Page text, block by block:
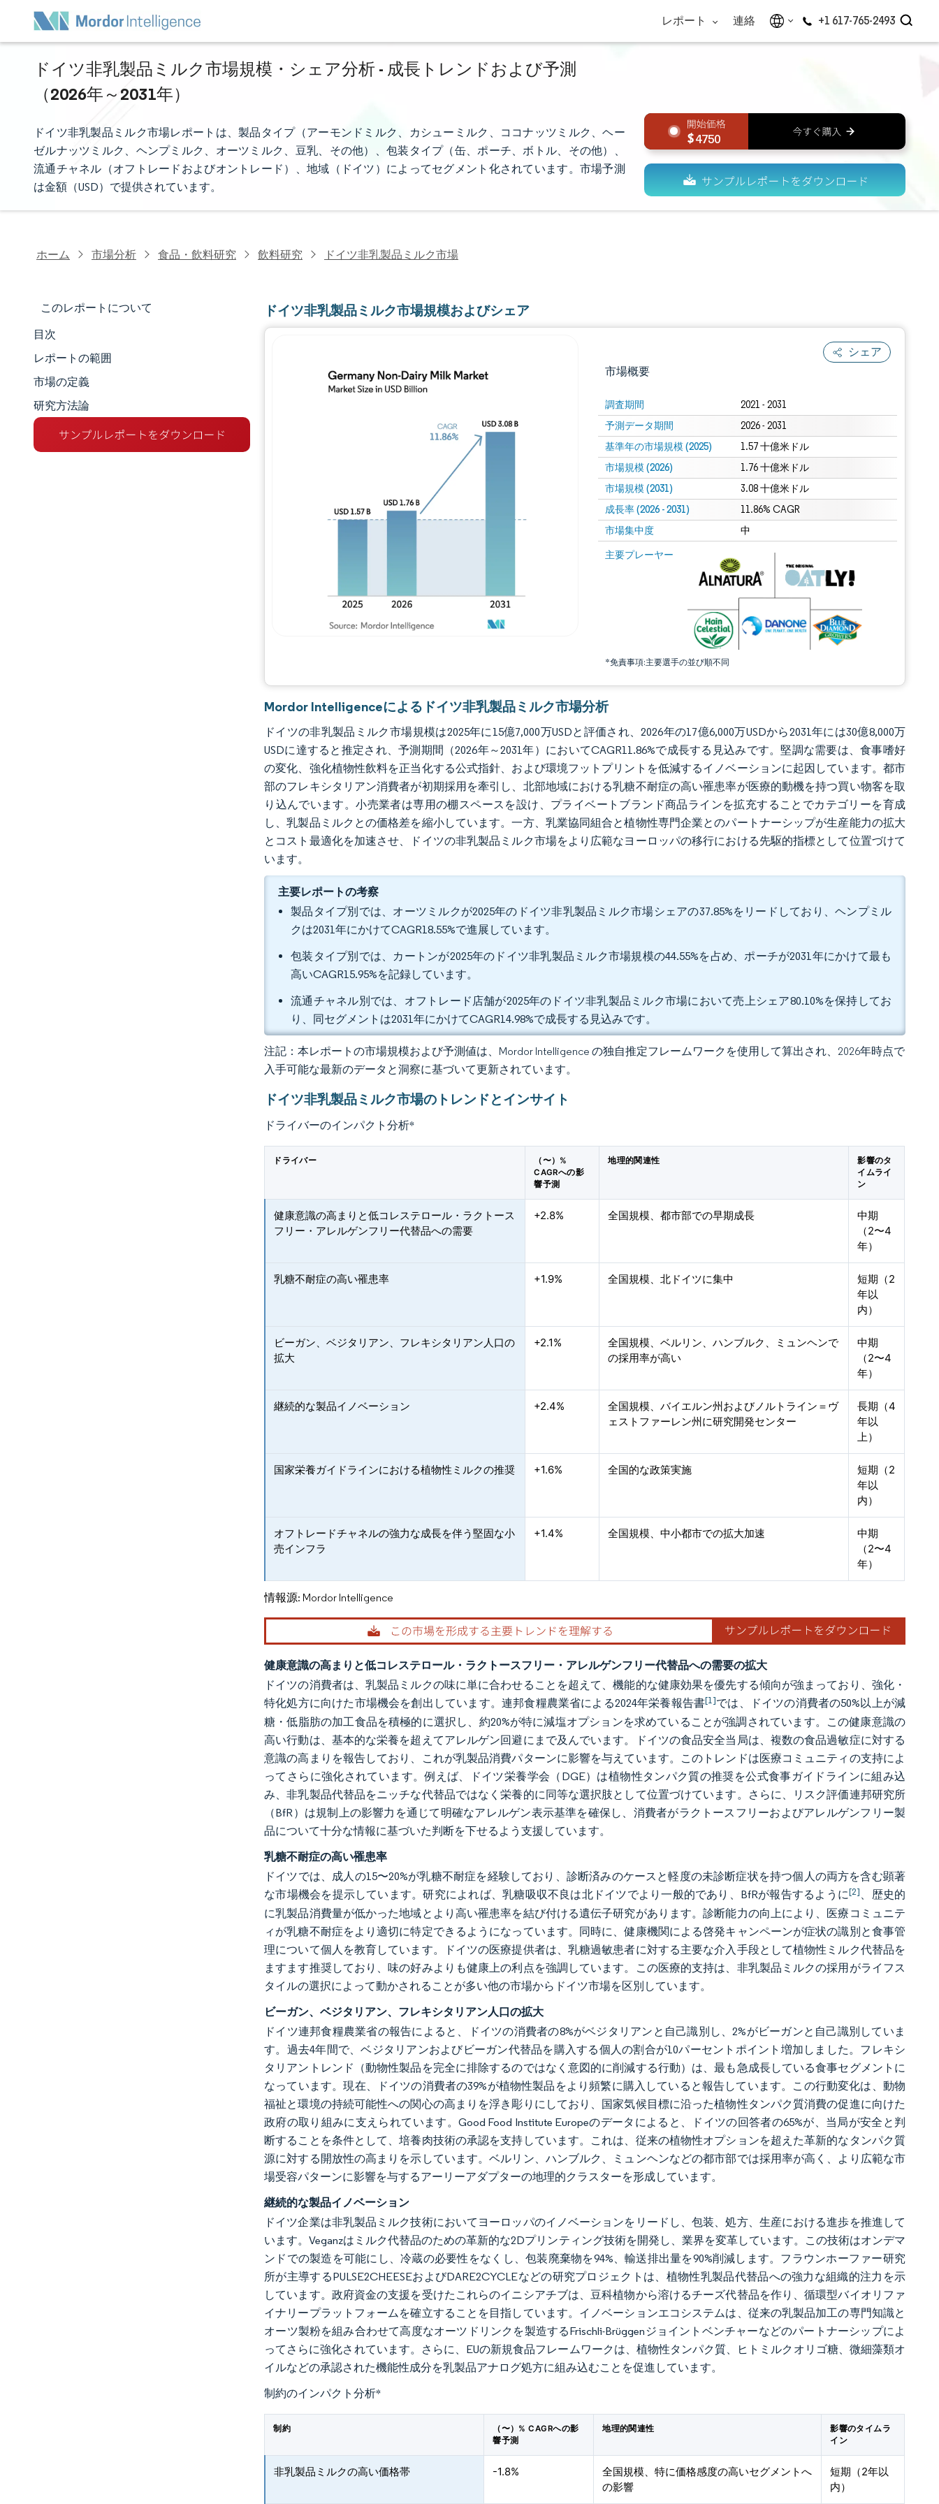
レポート 連絡 +1 617-765-2493
ドイツ非乳製品ミルク市場規模・シェア分析 - 成長トレンドおよび予測
（2026年～2031年）
ドイツ非乳製品ミルク市場レポートは、製品タイプ（アーモンドミルク、カシューミルク、ココナッツミルク、ヘー
ゼルナッツミルク、ヘンプミルク、オーツミルク、豆乳、その他）、包装タイプ（缶、ポーチ、ボトル、その他）、
流通チャネル（オフトレードおよびオントレード）、地域（ドイツ）によってセグメント化されています。市場予測
は金額（USD）で提供されています。
4750
ホーム 市場分析 食品・飲料研究 飲料研究 ドイツ非乳製品ミルク市場
このレポートについて
市場規模とシェア
市場分析
トレンドとインサイト
セグメント分析
目次
レポートの範囲
市場の定義
研究方法論
ドイツ非乳製品ミルク市場規模およびシェア
シェア
市場概要
調査期間 2021 - 2031
予測データ期間 2026 - 2031
基準年の市場規模 (2025) 1.57 十億米ドル
市場規模 (2026) 1.76 十億米ドル
市場規模 (2031) 3.08 十億米ドル
成長率 (2026 - 2031) 11.86% CAGR
市場集中度 中
主要プレーヤー
*免責事項:主要選手の並び順不同
画像 © Mordor Intelligence。再利用にはCC BY 4.0の表示が必要です。
画像 © Mordor Intelligence。再利用にはCC BY 4.0の表示が必要です。
Mordor Intelligenceによるドイツ非乳製品ミルク市場分析
ドイツの非乳製品ミルク市場規模は2025年に15億7,000万USDと評価され、2026年の17億6,000万USDから2031年には30億8,000万
USDに達すると推定され、予測期間（2026年～2031年）においてCAGR11.86%で成長する見込みです。堅調な需要は、食事嗜好
の変化、強化植物性飲料を正当化する公式指針、および環境フットプリントを低減するイノベーションに起因しています。都市
部のフレキシタリアン消費者が初期採用を牽引し、北部地域における乳糖不耐症の高い罹患率が医療的動機を持つ買い物客を取
り込んでいます。小売業者は専用の棚スペースを設け、プライベートブランド商品ラインを拡充することでカテゴリーを育成
し、乳製品ミルクとの価格差を縮小しています。一方、乳業協同組合と植物性専門企業とのパートナーシップが生産能力の拡大
とコスト最適化を加速させ、ドイツの非乳製品ミルク市場をより広範なヨーロッパの移行における先駆的指標として位置づけて
います。
主要レポートの考察
製品タイプ別では、オーツミルクが2025年のドイツ非乳製品ミルク市場シェアの37.85%をリードしており、ヘンプミル
クは2031年にかけてCAGR18.55%で進展しています。
包装タイプ別では、カートンが2025年のドイツ非乳製品ミルク市場規模の44.55%を占め、ポーチが2031年にかけて最も
高いCAGR15.95%を記録しています。
流通チャネル別では、オフトレード店舗が2025年のドイツ非乳製品ミルク市場において売上シェア80.10%を保持してお
り、同セグメントは2031年にかけてCAGR14.98%で成長する見込みです。
注記：本レポートの市場規模および予測値は、Mordor Intelligence の独自推定フレームワークを使用して算出され、2026年時点で
入手可能な最新のデータと洞察に基づいて更新されています。
ドイツ非乳製品ミルク市場のトレンドとインサイト
ドライバーのインパクト分析*
ドライバー
（〜）%
CAGRへの影
響予測
地理的関連性
影響のタ
イムライ
ン
健康意識の高まりと低コレステロール・ラクトース
フリー・アレルゲンフリー代替品への需要
+2.8% 全国規模、都市部での早期成長
中期
（2〜4
年）
乳糖不耐症の高い罹患率 +1.9% 全国規模、北ドイツに集中
短期（2
年以
内）
ビーガン、ベジタリアン、フレキシタリアン人口の
拡大
+2.1%
全国規模、ベルリン、ハンブルク、ミュンヘンで
の採用率が高い
中期
（2〜4
年）
継続的な製品イノベーション +2.4%
全国規模、バイエルン州およびノルトライン＝ヴ
ェストファーレン州に研究開発センター
長期（4
年以
上）
国家栄養ガイドラインにおける植物性ミルクの推奨 +1.6% 全国的な政策実施
短期（2
年以
内）
オフトレードチャネルの強力な成長を伴う堅固な小
売インフラ
+1.4% 全国規模、中小都市での拡大加速
中期
（2〜4
年）
情報源: Mordor Intelligence
健康意識の高まりと低コレステロール・ラクトースフリー・アレルゲンフリー代替品への需要の拡大
ドイツの消費者は、乳製品ミルクの味に単に合わせることを超えて、機能的な健康効果を優先する傾向が強まっており、強化・
特化処方に向けた市場機会を創出しています。連邦食糧農業省による2024年栄養報告書[1]では、ドイツの消費者の50%以上が減
糖・低脂肪の加工食品を積極的に選択し、約20%が特に減塩オプションを求めていることが強調されています。この健康意識の
高い行動は、基本的な栄養を超えてアレルゲン回避にまで及んでいます。ドイツの食品安全当局は、複数の食品過敏症に対する
意識の高まりを報告しており、これが乳製品消費パターンに影響を与えています。このトレンドは医療コミュニティの支持によ
ってさらに強化されています。例えば、ドイツ栄養学会（DGE）は植物性タンパク質の推奨を公式食事ガイドラインに組み込
み、非乳製品代替品をニッチな代替品ではなく栄養的に同等な選択肢として位置づけています。さらに、リスク評価連邦研究所
（BfR）は規制上の影響力を通じて明確なアレルゲン表示基準を確保し、消費者がラクトースフリーおよびアレルゲンフリー製
品について十分な情報に基づいた判断を下せるよう支援しています。
乳糖不耐症の高い罹患率
ドイツでは、成人の15〜20%が乳糖不耐症を経験しており、診断済みのケースと軽度の未診断症状を持つ個人の両方を含む顕著
な市場機会を提示しています。研究によれば、乳糖吸収不良は北ドイツでより一般的であり、BfRが報告するように[2]、歴史的
に乳製品消費量が低かった地域とより高い罹患率を結び付ける遺伝子研究があります。診断能力の向上により、医療コミュニテ
ィが乳糖不耐症をより適切に特定できるようになっています。同時に、健康機関による啓発キャンペーンが症状の識別と食事管
理について個人を教育しています。ドイツの医療提供者は、乳糖過敏患者に対する主要な介入手段として植物性ミルク代替品を
ますます推奨しており、味の好みよりも健康上の利点を強調しています。この医療的支持は、非乳製品ミルクの採用がライフス
タイルの選択によって動かされることが多い他の市場からドイツ市場を区別しています。
ビーガン、ベジタリアン、フレキシタリアン人口の拡大
ドイツ連邦食糧農業省の報告によると、ドイツの消費者の8%がベジタリアンと自己識別し、2%がビーガンと自己識別していま
す。過去4年間で、ベジタリアンおよびビーガン代替品を購入する個人の割合が10パーセントポイント増加しました。フレキシ
タリアントレンド（動物性製品を完全に排除するのではなく意図的に削減する行動）は、最も急成長している食事セグメントに
なっています。現在、ドイツの消費者の39%が植物性製品をより頻繁に購入していると報告しています。この行動変化は、動物
福祉と環境の持続可能性への関心の高まりを浮き彫りにしており、国家気候目標に沿った植物性タンパク質消費の促進に向けた
政府の取り組みに支えられています。Good Food Institute Europeのデータによると、ドイツの回答者の65%が、当局が安全と判
断することを条件として、培養肉技術の承認を支持しています。これは、従来の植物性オプションを超えた革新的なタンパク質
源に対する開放性の高まりを示しています。ベルリン、ハンブルク、ミュンヘンなどの都市部では採用率が高く、より広範な市
場受容パターンに影響を与するアーリーアダプターの地理的クラスターを形成しています。
継続的な製品イノベーション
ドイツ企業は非乳製品ミルク技術においてヨーロッパのイノベーションをリードし、包装、処方、生産における進歩を推進して
います。Veganzはミルク代替品のための革新的な2Dプリンティング技術を開発し、業界を変革しています。この技術はオンデマ
ンドでの製造を可能にし、冷蔵の必要性をなくし、包装廃棄物を94%、輸送排出量を90%削減します。フラウンホーファー研究
所が主導するPULSE2CHEESEおよびDARE2CYCLEなどの研究プロジェクトは、植物性乳製品代替品への強力な組織的注力を示
しています。政府資金の支援を受けたこれらのイニシアチブは、豆科植物から溶けるチーズ代替品を作り、循環型バイオリファ
イナリープラットフォームを確立することを目指しています。イノベーションエコシステムは、従来の乳製品加工の専門知識と
オーツ製粉を組み合わせて高度なオーツドリンクを製造するFrischli-Brüggenジョイントベンチャーなどのパートナーシップによ
ってさらに強化されています。さらに、EUの新規食品フレームワークは、植物性タンパク質、ヒトミルクオリゴ糖、微細藻類オ
イルなどの承認された機能性成分を乳製品アナログ処方に組み込むことを促進しています。
制約のインパクト分析*
制約
（〜）% CAGRへの影
響予測
地理的関連性
影響のタイムラ
イン
非乳製品ミルクの高い価格帯 -1.8%
全国規模、特に価格感度の高いセグメントへ
の影響
短期（2年以
内）